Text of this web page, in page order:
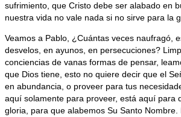
sufrimiento, que Cristo debe ser alabado en
nuestra vida no vale nada si no sirve para la
Veamos a Pablo, ¿Cuántas veces naufragó,
desvelos, en ayunos, en persecuciones?
conciencias de vanas formas de pensar,
que Dios tiene, esto no quiere decir que el
en abundancia, o proveer para tus
aquí solamente para proveer, está aquí para
gloria, para que alabemos Su Santo Nombre.